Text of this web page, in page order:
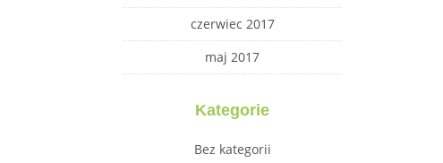
czerwiec 2017
maj 2017
Kategorie
Bez kategorii